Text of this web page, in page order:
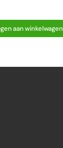
aan winkelwagen